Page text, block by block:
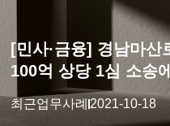
[민사·금융] 경남마
100억 상당 1심 소송
최근업무사례 2021-10-18